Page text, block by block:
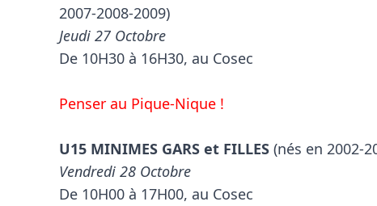
Jeudi 27 Octobre
De 10H30 à 16H30, au Cosec
Penser au Pique-Nique !
U15 MINIMES GARS et FILLES
Vendredi 28 Octobre
De 10H00 à 17H00, au Cosec